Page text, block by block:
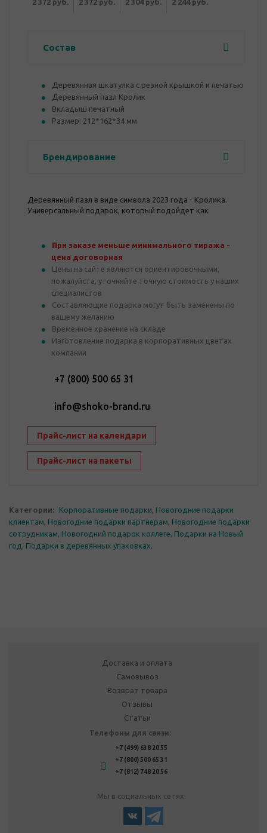
2 372 руб. 2 372 руб. 2 304 руб. 2 244 руб.
Состав
Деревянная шкатулка с резной крышкой и печатью
Деревянный пазл Кролик
Вкладыш печатный
Размер: 212*162*34 мм
Брендирование
Деревянный пазл в виде символа 2023 года - Кролика.
Универсальный подарок, который подойдет как
При заказе меньше минимального тиража -
цена договорная
Цены на сайте являются ориентировочными,
пожалуйста, уточняйте точную стоимость у наших
специалистов
Составляющие подарка могут быть заменены по
вашему желанию
Временное хранение на складе
Изготовление подарка в корпоративных цветах
компании
+7 (800) 500 65 31
info@shoko-brand.ru
Прайс-лист на календари
Прайс-лист на пакеты
Категории: Корпоративные подарки, Новогодние подарки
клиентам, Новогодние подарки партнерам, Новогодние подарки
сотрудникам, Новогодний подарок коллеге, Подарки на Новый
год , Подарки в деревянных упаковках,
Доставка и оплата
Самовывоз
Возврат товара
Отзывы
Статьи
Телефоны для связи:
+7 (499) 638 20 55
+7 (800) 500 65 31
+7 (812) 748 20 56
Мы в социальных сетях: